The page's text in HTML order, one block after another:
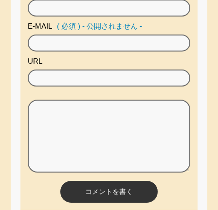
E-MAIL ( 必須 ) - 公開されません -
URL